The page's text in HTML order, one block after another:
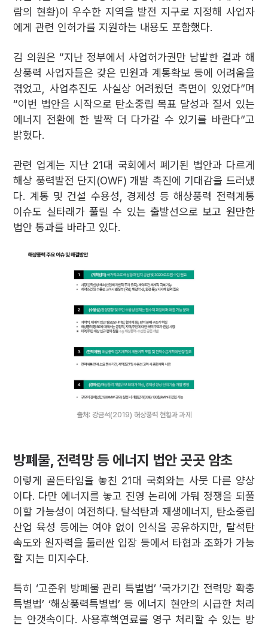
람의 현황)이 우수한 지역을 발전 지구로 지정해 사업자
에게 관련 인허가를 지원하는 내용도 포함했다.
김 의원은 “지난 정부에서 사업허가권만 남발한 결과 해
상풍력 사업자들은 갖은 민원과 계통확보 등에 어려움을
겪었고, 사업추진도 사실상 어려웠던 측면이 있었다”며
“이번 법안을 시작으로 탄소중립 목표 달성과 질서 있는
에너지 전환에 한 발짝 더 다가갈 수 있기를 바란다”고
밝혔다.
관련 업계는 지난 21대 국회에서 폐기된 법안과 다르게
해상 풍력발전 단지(OWF) 개발 촉진에 기대감을 드러냈
다. 계통 및 건설 수용성, 경제성 등 해상풍력 전력계통
이슈도 실타래가 풀릴 수 있는 출발선으로 보고 원만한
법안 통과를 바라고 있다.
출처: 강금석(2019) 해상풍력 현황과 과제
방폐물, 전력망 등 에너지 법안 곳곳 암초
이렇게 골든타임을 놓친 21대 국회와는 사뭇 다른 양상
이다. 다만 에너지를 놓고 진영 논리에 가둬 정쟁을 되풀
이할 가능성이 여전하다. 탈석탄과 재생에너지, 탄소중립
산업 육성 등에는 여야 없이 인식을 공유하지만, 탈석탄
속도와 원자력을 둘러싼 입장 등에서 타협과 조화가 가능
할 지는 미지수다.
특히 ‘고준위 방폐물 관리 특별법’ ‘국가기간 전력망 확충
특별법’ ‘해상풍력특별법’ 등 에너지 현안의 시급한 처리
는 안갯속이다. 사용후핵연료를 영구 처리할 수 있는 방